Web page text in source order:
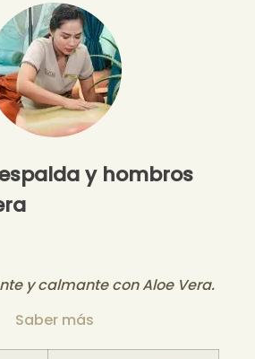
y hombros
y calmante con Aloe Vera.
Saber más